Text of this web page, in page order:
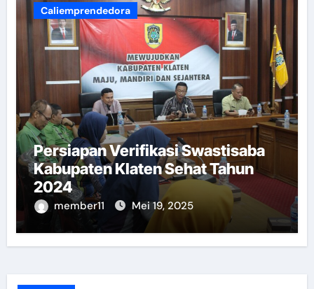
Caliemprendedora
Persiapan Verifikasi Swastisaba
Kabupaten Klaten Sehat Tahun
2024
member11 Mei 19, 2025